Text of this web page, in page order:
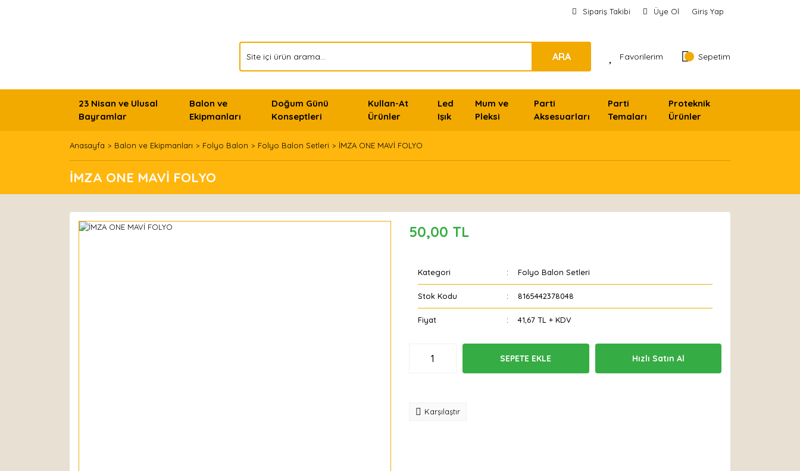
Sipariş Takibi Üye Ol Giriş Yap
ARA Favorilerim Sepetim
23 Nisan ve Ulusal
Bayramlar
Balon ve
Ekipmanları
Doğum Günü
Konseptleri
Kullan-At
Ürünler
Led
Işık
Mum ve
Pleksi
Parti
Aksesuarları
Parti
Temaları
Proteknik
Ürünler
Anasayfa Balon ve Ekipmanları Folyo Balon Folyo Balon Setleri İMZA ONE MAVİ FOLYO
İMZA ONE MAVİ FOLYO
50,00 TL
Kategori Folyo Balon Setleri
Stok Kodu 8165442378048
Fiyat 41,67 TL + KDV
SEPETE EKLE Hızlı Satın Al
Karşılaştır